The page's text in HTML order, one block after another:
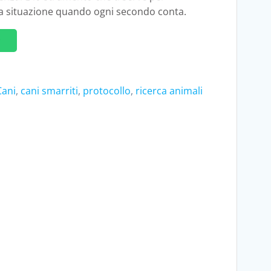
quando ogni secondo conta.
, cani smarriti, protocollo, ricerca animali